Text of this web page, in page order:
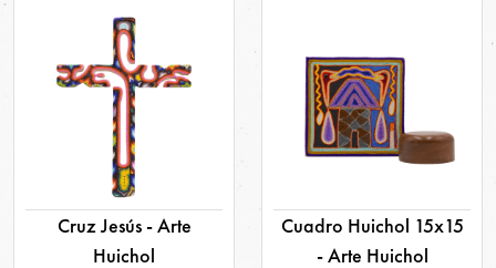
Cruz Jesús - Arte
Huichol
Cuadro Huichol 15x15
- Arte Huichol